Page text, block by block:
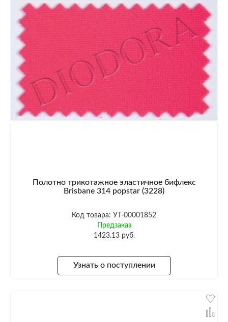
Полотно трикотажное эластичное бифлекс
Brisbane 314 popstar (3228)
Код товара: УТ-00001852
Предзаказ
1423.13 руб.
Узнать о поступлении